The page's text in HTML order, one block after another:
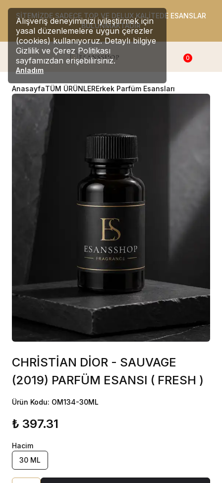
Alışveriş deneyiminizi iyileştirmek için
yasal düzenlemelere uygun çerezler
(cookies) kullanıyoruz. Detaylı bilgiye
Gizlilik ve Çerez Politikası
sayfamızdan erişebilirsiniz.
Anladım
SİTEMİZDE SADECE TOP VE DELUX KALİTEDE ESANSLAR
BULUNMAKTADIR
0
AnasayfaTÜM ÜRÜNLERErkek Parfüm Esansları
CHRİSTİAN DİOR - SAUVAGE
(2019) PARFÜM ESANSI ( FRESH )
Ürün Kodu: OM134-30ML
₺ 397.31
Hacim
30 ML